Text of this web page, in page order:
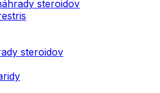
steroidov
steroidov